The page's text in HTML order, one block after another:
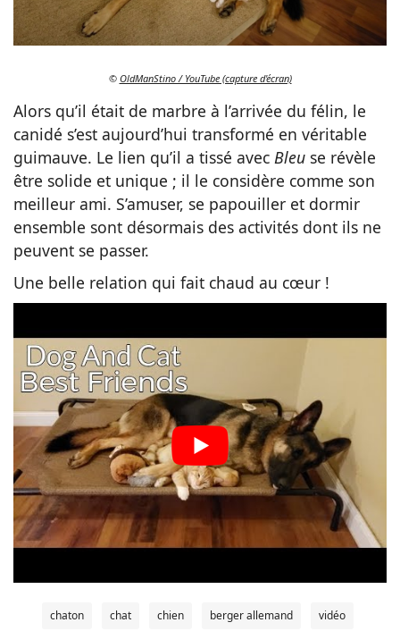
© OldManStino / YouTube (capture d'écran)
Alors qu’il était de marbre à l’arrivée du félin, le
canidé s’est aujourd’hui transformé en véritable
guimauve. Le lien qu’il a tissé avec Bleu se révèle
être solide et unique ; il le considère comme son
meilleur ami. S’amuser, se papouiller et dormir
ensemble sont désormais des activités dont ils ne
peuvent se passer.
Une belle relation qui fait chaud au cœur !
chaton chat chien berger allemand vidéo